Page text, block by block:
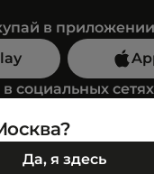
в приложении
социальных сетях
Позвони нам
(499) 350-55-33
Да, я здесь